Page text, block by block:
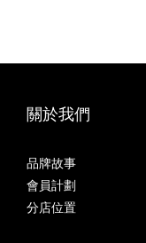
關於我們
品牌故事
會員計劃
分店位置